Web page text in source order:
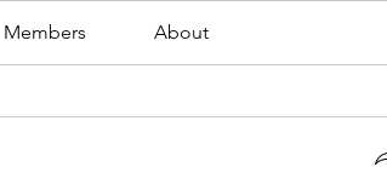
Members About